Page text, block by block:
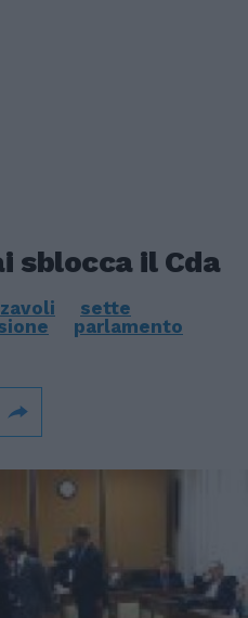
sblocca il Cda
zavoli
sette
parlamento